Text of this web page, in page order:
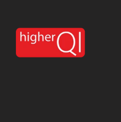
Inhalt